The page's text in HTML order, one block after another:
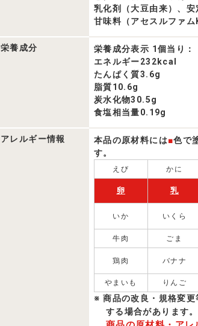
乳化剤（大豆由来）、安
甘味料（アセスルファム
栄養成分
栄養成分表示 1個当り：
エネルギー232kcal
たんぱく質3.6g
脂質10.6g
炭水化物30.5g
食塩相当量0.19g
アレルギー情報 本品の原材料には■色で
す。
えび かに
卵 乳
いか いくら
牛肉 ごま
鶏肉 バナナ
やまいも りんご
商品の改良・規格変
する場合があります。